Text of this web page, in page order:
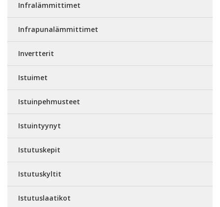
Infralämmittimet
Infrapunalämmittimet
Invertterit
Istuimet
Istuinpehmusteet
Istuintyynyt
Istutuskepit
Istutuskyltit
Istutuslaatikot